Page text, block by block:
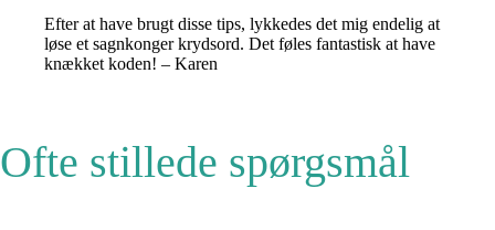
Efter at have brugt disse tips, lykkedes det mig endelig at
løse et sagnkonger krydsord. Det føles fantastisk at have
knækket koden! – Karen
Ofte stillede spørgsmål